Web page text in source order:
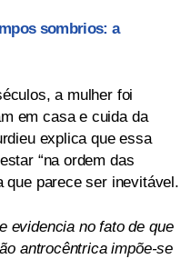
sombrios: a
a mulher foi
em casa e cuida da
explica que essa
“na ordem das
que parece ser inevitável.
evidencia no fato de que
antrocêntrica impõe-se